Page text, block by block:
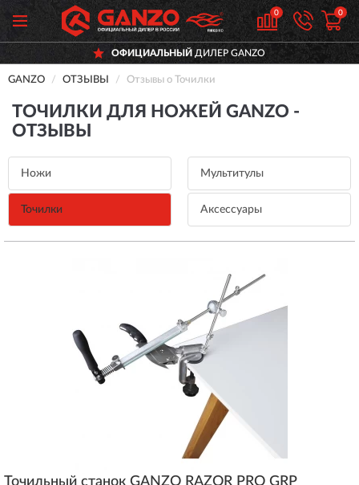
0 0
ОФИЦИАЛЬНЫЙ ДИЛЕР GANZO
GANZO ОТЗЫВЫ Отзывы о Точилки
ТОЧИЛКИ ДЛЯ НОЖЕЙ GANZO -
ОТЗЫВЫ
Ножи Мультитулы
Точилки Аксессуары
Точильный станок GANZO RAZOR PRO GRP